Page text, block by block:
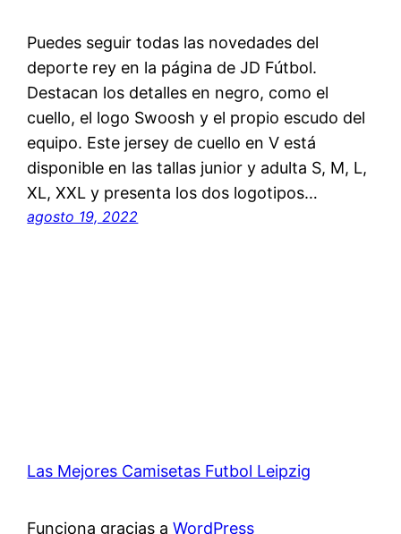
Puedes seguir todas las novedades del
deporte rey en la página de JD Fútbol.
Destacan los detalles en negro, como el
cuello, el logo Swoosh y el propio escudo del
equipo. Este jersey de cuello en V está
disponible en las tallas junior y adulta S, M, L,
XL, XXL y presenta los dos logotipos…
agosto 19, 2022
Las Mejores Camisetas Futbol Leipzig
Funciona gracias aWordPress